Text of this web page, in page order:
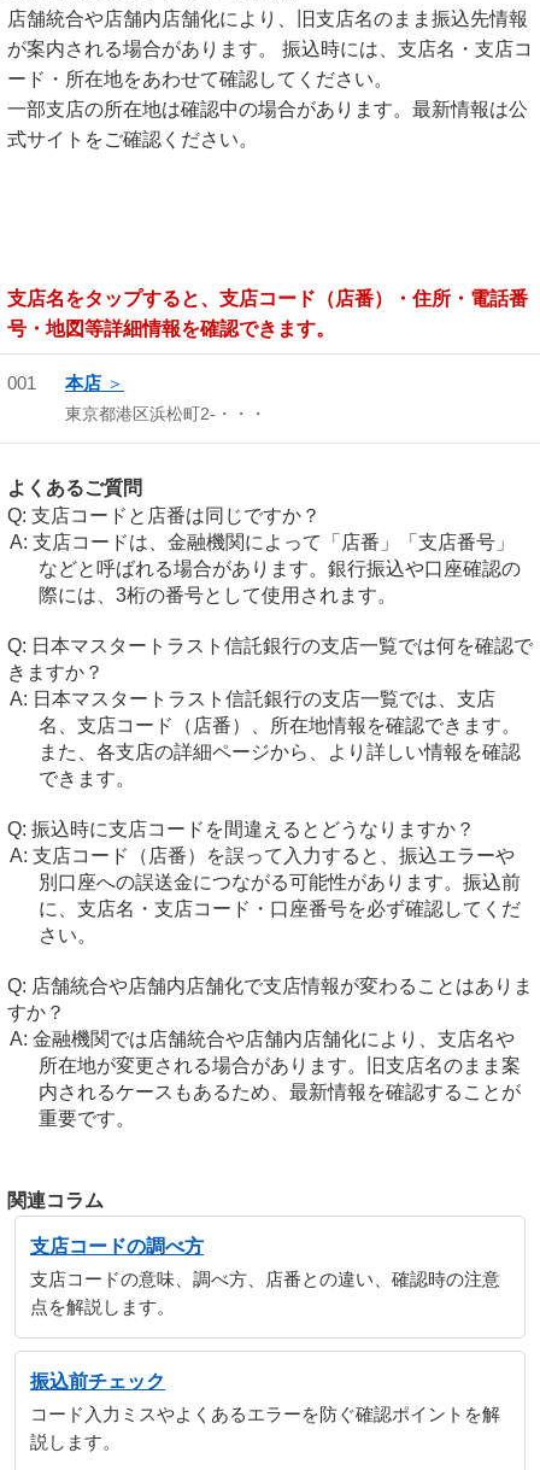
店舗統合や店舗内店舗化により、旧支店名のまま振込先情報
が案内される場合があります。 振込時には、支店名・支店コ
ード・所在地をあわせて確認してください。
一部支店の所在地は確認中の場合があります。最新情報は公
式サイトをご確認ください。
支店名をタップすると、支店コード（店番）・住所・電話番
号・地図等詳細情報を確認できます。
001 本店
東京都港区浜松町2-・・・
よくあるご質問
支店コードと店番は同じですか？
支店コードは、金融機関によって「店番」「支店番号」
などと呼ばれる場合があります。銀行振込や口座確認の
際には、3桁の番号として使用されます。
日本マスタートラスト信託銀行の支店一覧では何を確認で
きますか？
日本マスタートラスト信託銀行の支店一覧では、支店
名、支店コード（店番）、所在地情報を確認できます。
また、各支店の詳細ページから、より詳しい情報を確認
できます。
振込時に支店コードを間違えるとどうなりますか？
支店コード（店番）を誤って入力すると、振込エラーや
別口座への誤送金につながる可能性があります。振込前
に、支店名・支店コード・口座番号を必ず確認してくだ
さい。
店舗統合や店舗内店舗化で支店情報が変わることはありま
すか？
金融機関では店舗統合や店舗内店舗化により、支店名や
所在地が変更される場合があります。旧支店名のまま案
内されるケースもあるため、最新情報を確認することが
重要です。
関連コラム
支店コードの調べ方
支店コードの意味、調べ方、店番との違い、確認時の注意
点を解説します。
振込前チェック
コード入力ミスやよくあるエラーを防ぐ確認ポイントを解
説します。